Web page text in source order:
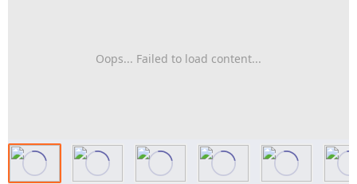
Oops... Failed to load content...